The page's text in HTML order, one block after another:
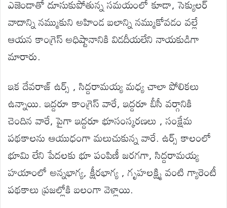
ఎజెండాతో దూసుకుపోతున్న సమయంలో కూడా, సెక్యులర్
వాదాన్ని నమ్ముకుని అహిండ బలాన్ని నమ్ముకోవడం వల్లే
ఆయన కాంగ్రెస్ అధిష్టానానికి విడదీయలేని నాయకుడిగా
మారారు.
ఇక దేవరాజ్ ఉర్స్ , సిద్దరామయ్య మధ్య చాలా పోలికలు
ఉన్నాయి. ఇద్దరూ కాంగ్రెస్ వారే, ఇద్దరూ బీసీ వర్గానికి
చెందిన వారే, పైగా ఇద్దరూ భూసంస్కరణలు , సంక్షేమ
పథకాలను ఆయుధంగా మలుచుకున్న వారే. ఉర్స్ కాలంలో
భూమి లేని పేదలకు భూ పంపిణీ జరగగా, సిద్దరామయ్య
హయాంలో అన్నభాగ్య, క్షీరభాగ్య , గృహలక్ష్మి వంటి గ్యారెంటీ
పథకాలు ప్రజల్లోకి బలంగా వెళ్లాయి.